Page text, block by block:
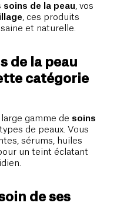
soins de la peau , vos
, ces produits
et naturelle.
de la peau
catégorie
gamme de soins
de peaux. Vous
sérums, huiles
un teint éclatant
de ses